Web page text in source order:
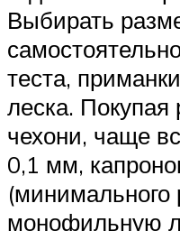
Выбирать
теста,
леска. Покупая
чехони, чаще
0,1 мм,
(минимального
монофильную